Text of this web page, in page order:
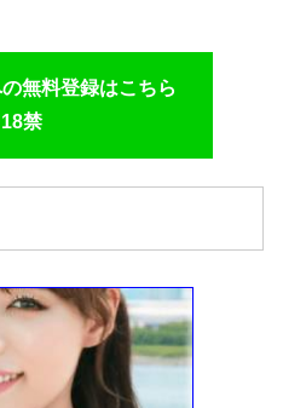
無料登録はこちら
禁